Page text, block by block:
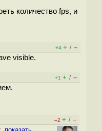
количество fps, и
+4 + / –
visible.
+1 + / –
–2 + / –